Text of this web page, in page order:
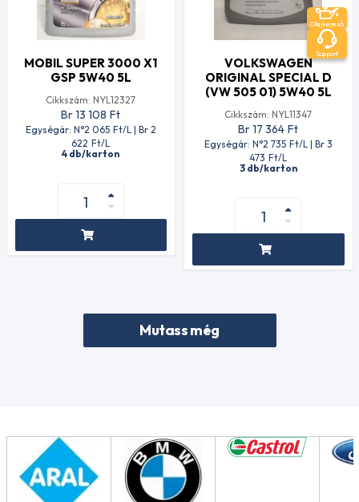
MOBIL SUPER 3000 X1
GSP 5W40 5L
Cikkszám: NYL12327
Br 13 108 Ft
Egységár: N°2 065 Ft/L | Br 2
622 Ft/L
4 db/karton
VOLKSWAGEN
ORIGINAL SPECIAL D
(VW 505 01) 5W40 5L
Cikkszám: NYL11347
Br 17 364 Ft
Egységár: N°2 735 Ft/L | Br 3
473 Ft/L
3 db/karton
Mutass még
Olajkereső
Support